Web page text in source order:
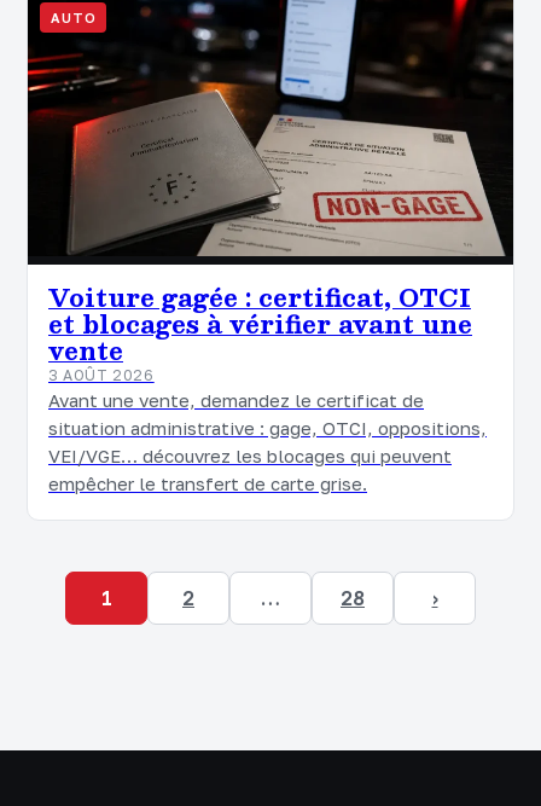
AUTO
Voiture gagée : certificat, OTCI
et blocages à vérifier avant une
vente
3 AOÛT 2026
Avant une vente, demandez le certificat de
situation administrative : gage, OTCI, oppositions,
VEI/VGE… découvrez les blocages qui peuvent
empêcher le transfert de carte grise.
1 2 … 28 ›